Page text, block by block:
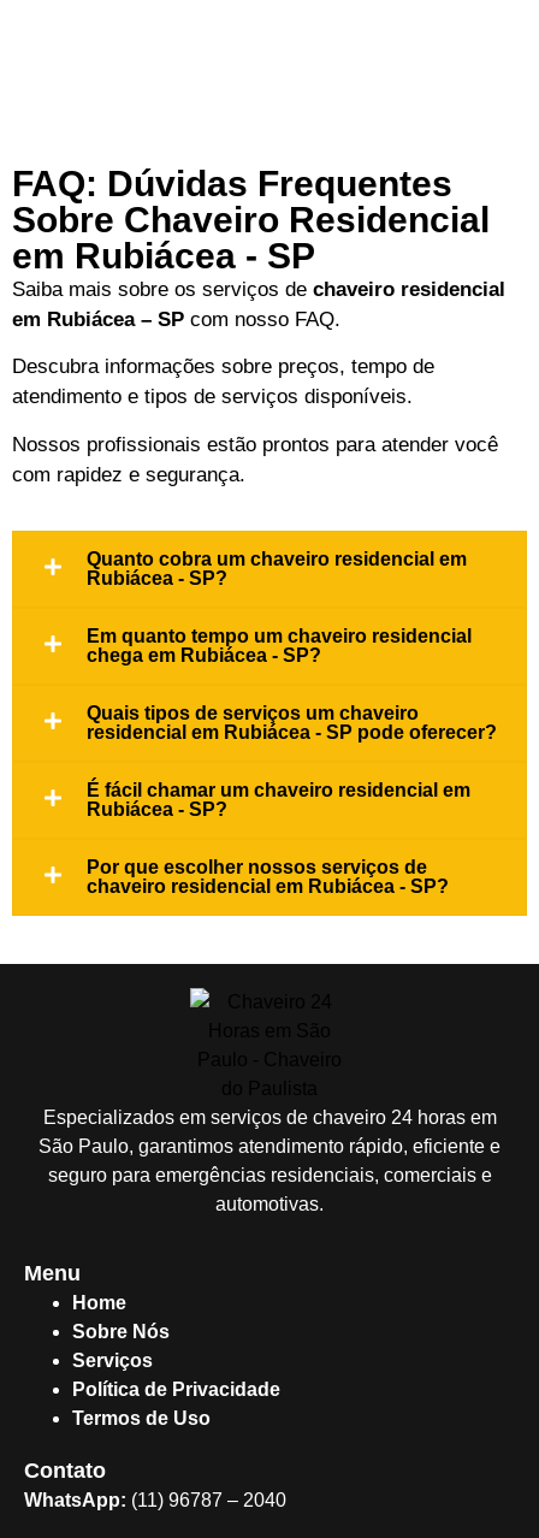
FAQ: Dúvidas Frequentes
Sobre Chaveiro Residencial
em Rubiácea - SP
Saiba mais sobre os serviços de chaveiro residencial
em Rubiácea – SP com nosso FAQ.
Descubra informações sobre preços, tempo de
atendimento e tipos de serviços disponíveis.
Nossos profissionais estão prontos para atender você
com rapidez e segurança.
Quanto cobra um chaveiro residencial em
Rubiácea - SP?
Em quanto tempo um chaveiro residencial
chega em Rubiácea - SP?
Quais tipos de serviços um chaveiro
residencial em Rubiácea - SP pode oferecer?
É fácil chamar um chaveiro residencial em
Rubiácea - SP?
Por que escolher nossos serviços de
chaveiro residencial em Rubiácea - SP?
Especializados em serviços de chaveiro 24 horas em
São Paulo, garantimos atendimento rápido, eficiente e
seguro para emergências residenciais, comerciais e
automotivas.
Menu
Home
Sobre Nós
Serviços
Política de Privacidade
Termos de Uso
Contato
WhatsApp: (11) 96787 – 2040